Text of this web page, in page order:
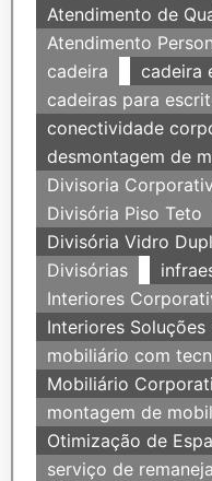
Atendimento de
Atendimento
cadeira
cadeira
cadeiras para
conectividade
desmontagem de
Divisoria
Divisória Piso Teto
Divisória Vidro
Divisórias
Interiores
Interiores
mobiliário com
Mobiliário
montagem de
Otimização de
serviço de